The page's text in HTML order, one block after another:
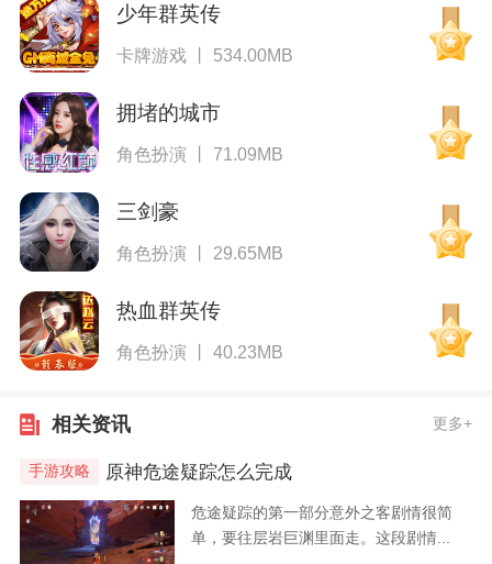
少年群英传
卡牌游戏 丨 534.00MB
拥堵的城市
角色扮演 丨 71.09MB
三剑豪
角色扮演 丨 29.65MB
热血群英传
角色扮演 丨 40.23MB
相关资讯 更多+
手游攻略 原神危途疑踪怎么完成
危途疑踪的第一部分意外之客剧情很简
单，要往层岩巨渊里面走。这段剧情...